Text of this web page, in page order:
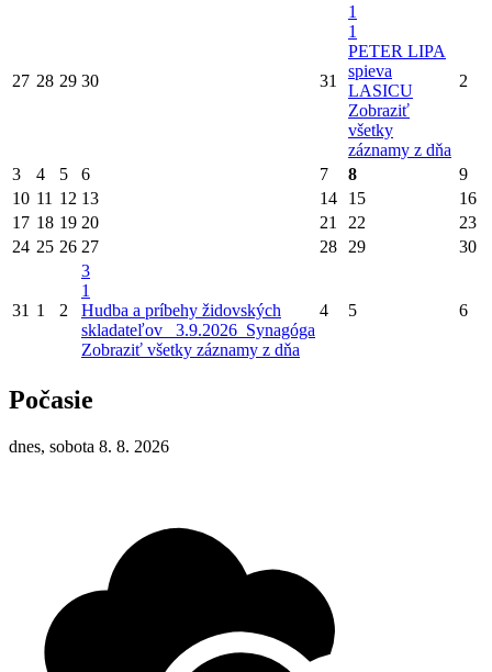
27 28 29 30 31
1
1
PETER LIPA
spieva
LASICU
Zobraziť
všetky
záznamy z dňa
2
3 4 5 6 7 8
9
10 11 12 13 14 15
16
17 18 19 20 21 22
23
24 25 26 27 28 29 30
31 1 2
3
1
Hudba a príbehy židovských
skladateľov_ 3.9.2026_Synagóga
Zobraziť všetky záznamy z dňa
4 5 6
Počasie
dnes, sobota 8. 8. 2026